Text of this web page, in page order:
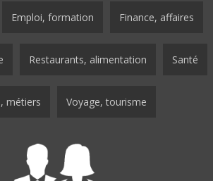
Emploi, formation Finance, affaires
Restaurants, alimentation Santé
métiers Voyage, tourisme